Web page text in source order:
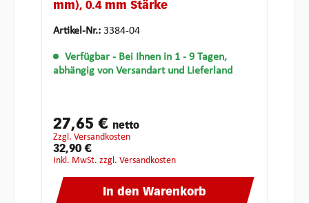
mm), 0.4 mm Stärke
Artikel-Nr.: 3384-04
Verfügbar - Bei Ihnen in 1 - 9 Tagen,
abhängig von Versandart und Lieferland
27,65 € netto
zzgl. Versandkosten
32,90 €
inkl. MwSt. zzgl. Versandkosten
In den Warenkorb